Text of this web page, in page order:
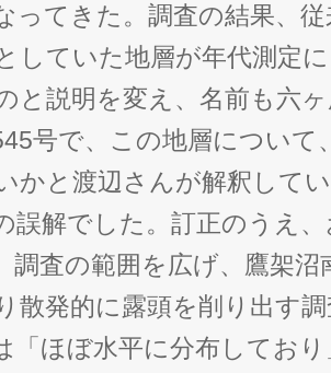
ってきた。調査の結果、
していた地層が年代測定
と説明を変え、名前も六
号で、この地層について
かと渡辺さんが解釈して
誤解でした。訂正のうえ
調査の範囲を広げ、鷹架
散発的に露頭を削り出す
「ほぼ水平に分布してお